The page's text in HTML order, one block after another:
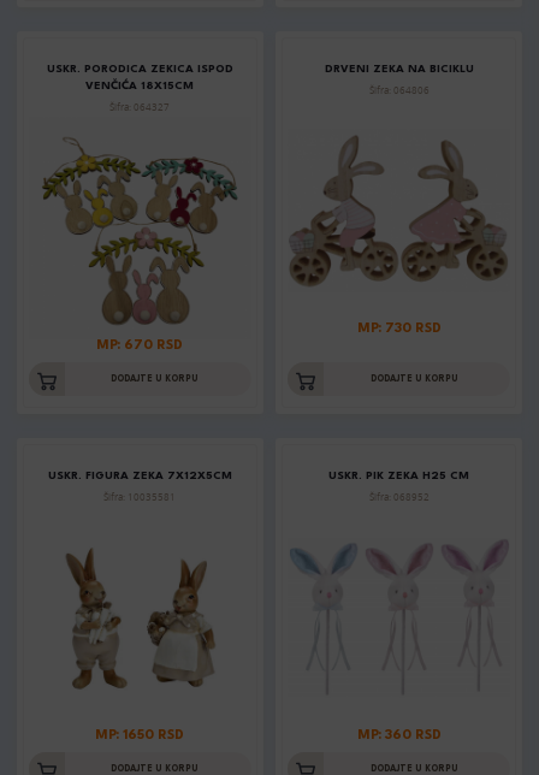
USKR. PORODICA ZEKICA ISPOD
VENČIĆA 18X15CM
Šifra: 064327
MP: 670 RSD
DODAJTE U KORPU
DRVENI ZEKA NA BICIKLU
Šifra: 064806
MP: 730 RSD
DODAJTE U KORPU
USKR. FIGURA ZEKA 7X12X5CM
Šifra: 10035581
MP: 1650 RSD
DODAJTE U KORPU
USKR. PIK ZEKA H25 CM
Šifra: 068952
MP: 360 RSD
DODAJTE U KORPU